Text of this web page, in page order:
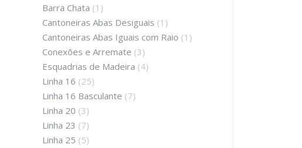
Barra Chata (1)
Cantoneiras Abas Desiguais (1)
Cantoneiras Abas Iguais com Raio (1)
Conexões e Arremate (3)
Esquadrias de Madeira (4)
Linha 16 (25)
Linha 16 Basculante (7)
Linha 20 (3)
Linha 23 (7)
Linha 25 (5)